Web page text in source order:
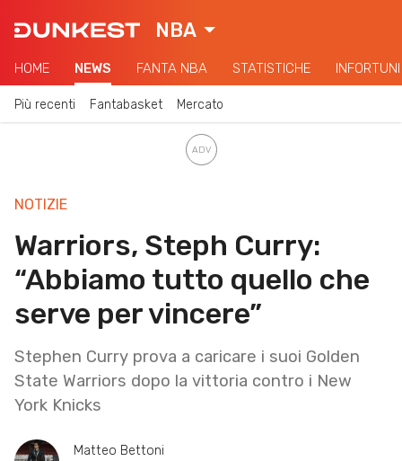
NBA
HOME NEWS FANTA NBA STATISTICHE INFORTUNI
Più recenti Fantabasket Mercato
NOTIZIE
Warriors, Steph Curry:
“Abbiamo tutto quello che
serve per vincere”
Stephen Curry prova a caricare i suoi Golden
State Warriors dopo la vittoria contro i New
York Knicks
Matteo Bettoni